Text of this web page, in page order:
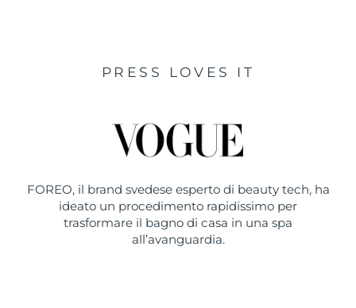
PRESS LOVES IT
FOREO, il brand svedese esperto di beauty tech, ha
ideato un procedimento rapidissimo per
trasformare il bagno di casa in una spa
all’avanguardia.